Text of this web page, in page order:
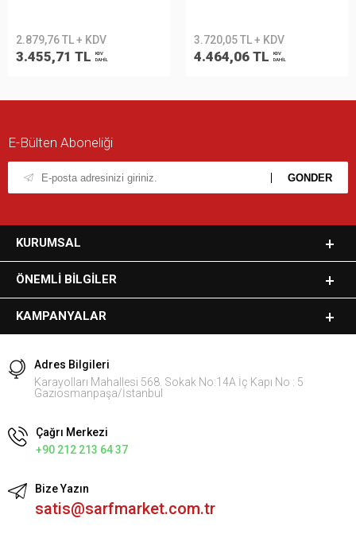
2.879,76 TL + KDV
3.455,71 TL
KDV
DAHİL
3.720,05 TL + KDV
4.464,06 TL
KDV
DAHİL
E-Bülten Aboneliği
KURUMSAL
ÖNEMLI BILGILER
KAMPANYALAR
Adres Bilgileri
Karayolları Mahallesi 568. Sokak No:14A İç Kapı No : 5
Gaziosmanpaşa/İstanbul
Çağrı Merkezi
+90 212 213 64 37
Bize Yazın
satis@sarfmarket.com.tr